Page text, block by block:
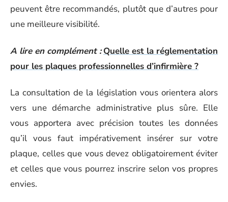
peuvent être recommandés, plutôt que d’autres pour
une meilleure visibilité.
A lire en complément : Quelle est la réglementation
pour les plaques professionnelles d’infirmière ?
La consultation de la législation vous orientera alors
vers une démarche administrative plus sûre. Elle
vous apportera avec précision toutes les données
qu’il vous faut impérativement insérer sur votre
plaque, celles que vous devez obligatoirement éviter
et celles que vous pourrez inscrire selon vos propres
envies.